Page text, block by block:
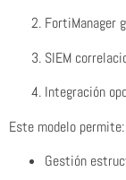
FortiManager
SIEM
Integración
Este modelo permite:
Gestión